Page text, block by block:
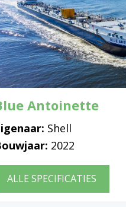
Antoinette
Shell
2022
ALLE SPECIFICATIES